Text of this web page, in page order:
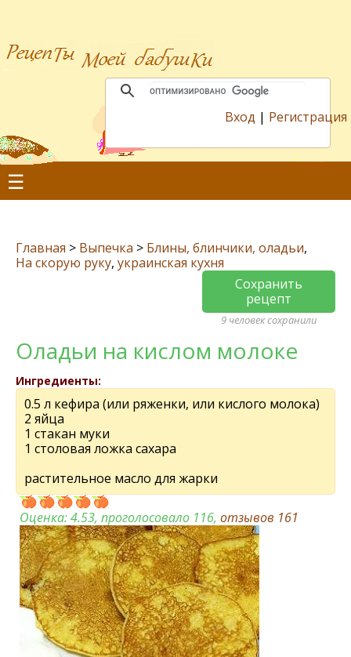
Вход | Регистрация
☰
Главная > Выпечка > Блины, блинчики, оладьи,
На скорую руку, украинская кухня
Сохранить
рецепт
9 человек сохранили
Оладьи на кислом молоке
Ингредиенты:
0.5 л кефира (или ряженки, или кислого молока)
2 яйца
1 стакан муки
1 столовая ложка сахара
растительное масло для жарки
Оценка:4.53, проголосовало 116, отзывов 161